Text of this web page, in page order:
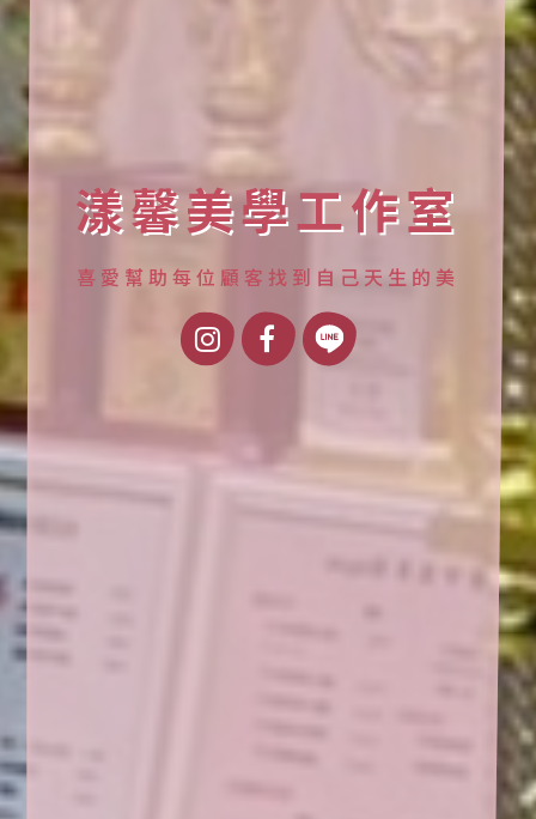
漾馨美學工作室
喜愛幫助每位顧客找到自己天生的美